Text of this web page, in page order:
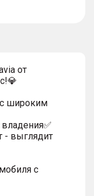
от
с широким
- выглядит
с